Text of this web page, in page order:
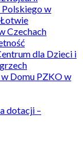
Polskiego w
Czechach
dla Dzieci i
Domu PZKO w
dotacji –